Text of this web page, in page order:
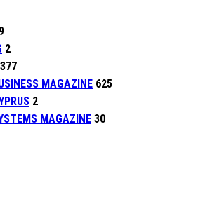
2
377
MAGAZINE 625
2
MAGAZINE 30